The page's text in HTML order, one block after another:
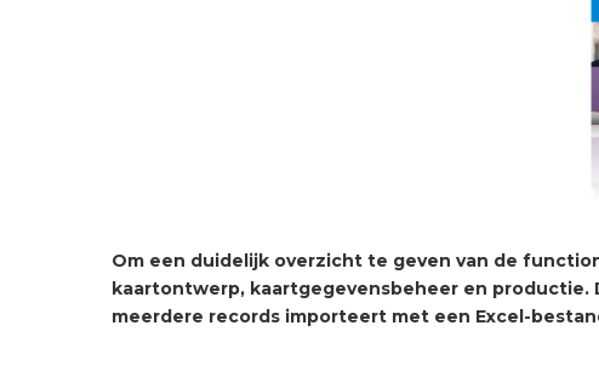
Om een ​​duidelijk overzicht te geven van de
kaartontwerp, kaartgegevensbeheer en productie.
meerdere records importeert met een Excel-